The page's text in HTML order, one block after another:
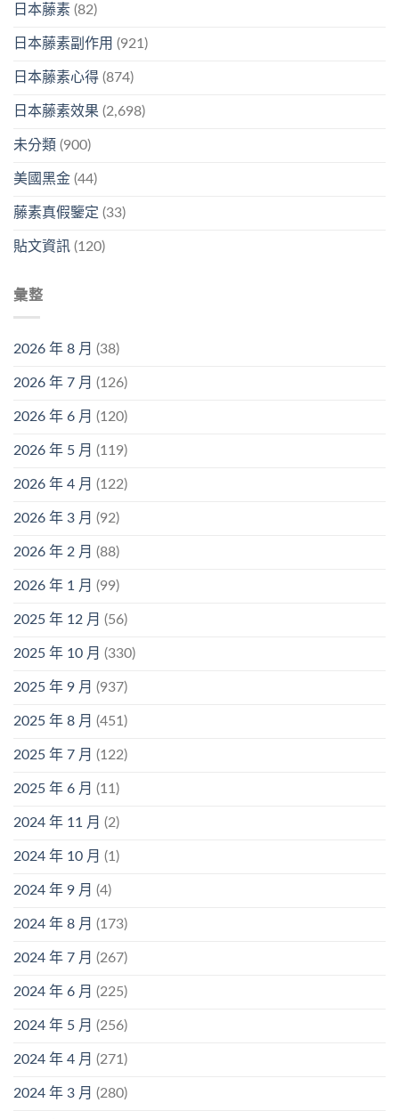
日本藤素 (82)
日本藤素副作用 (921)
日本藤素心得 (874)
日本藤素效果 (2,698)
未分類 (900)
美國黑金 (44)
藤素真假鑒定 (33)
貼文資訊 (120)
彙整
2026 年 8 月 (38)
2026 年 7 月 (126)
2026 年 6 月 (120)
2026 年 5 月 (119)
2026 年 4 月 (122)
2026 年 3 月 (92)
2026 年 2 月 (88)
2026 年 1 月 (99)
2025 年 12 月 (56)
2025 年 10 月 (330)
2025 年 9 月 (937)
2025 年 8 月 (451)
2025 年 7 月 (122)
2025 年 6 月 (11)
2024 年 11 月 (2)
2024 年 10 月 (1)
2024 年 9 月 (4)
2024 年 8 月 (173)
2024 年 7 月 (267)
2024 年 6 月 (225)
2024 年 5 月 (256)
2024 年 4 月 (271)
2024 年 3 月 (280)